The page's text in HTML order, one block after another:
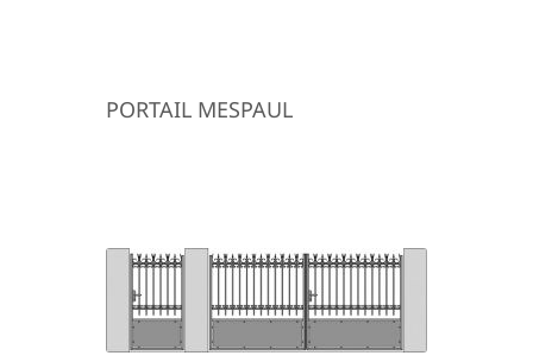
PORTAIL MESPAUL